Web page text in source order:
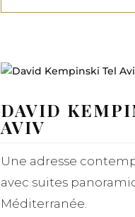
DAVID
AVIV
Une adresse
avec suites
Méditerranée.